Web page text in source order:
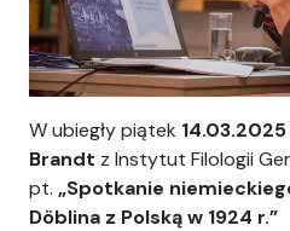
W ubiegły piątek 14.03.2025
Brandt z Instytut Filologii
pt. „Spotkanie
Döblina z Polską w 1924 r.”